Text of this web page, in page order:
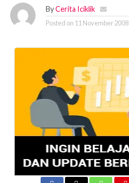
By Cerita Iciklik
Posted on 11 November 2008